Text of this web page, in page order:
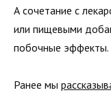
А сочетание с
или пищевыми
побочные эффекты.
Ранее мы